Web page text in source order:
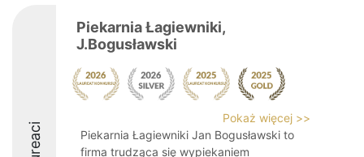
Piekarnia Łagiewniki,
J.Bogusławski
Pokaż więcej >>
Piekarnia Łagiewniki Jan Bogusławski to
firma trudząca się wypiekaniem